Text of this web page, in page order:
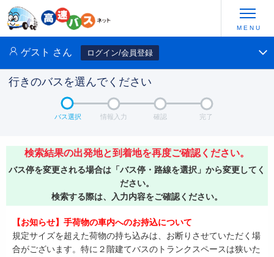
ゲスト さん ログイン/会員登録
行きのバスを選んでください
バス選択 情報入力 確認 完了
検索結果の出発地と到着地を再度ご確認ください。
バス停を変更される場合は「バス停・路線を選択」から変更してく
ださい。
検索する際は、入力内容をご確認ください。
【お知らせ】手荷物の車内へのお持込について
規定サイズを超えた荷物の持ち込みは、お断りさせていただく場
合がございます。特に２階建てバスのトランクスペースは狭いた